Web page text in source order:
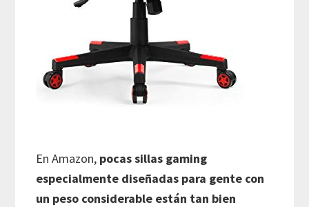
En Amazon, pocas sillas gaming
especialmente diseñadas para gente con
un peso considerable están tan bien